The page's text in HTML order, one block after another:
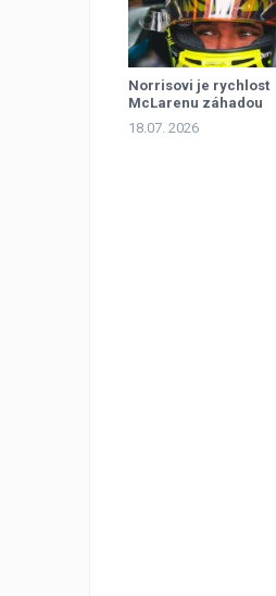
Norrisovi je rychlost
McLarenu záhadou
18.07. 2026